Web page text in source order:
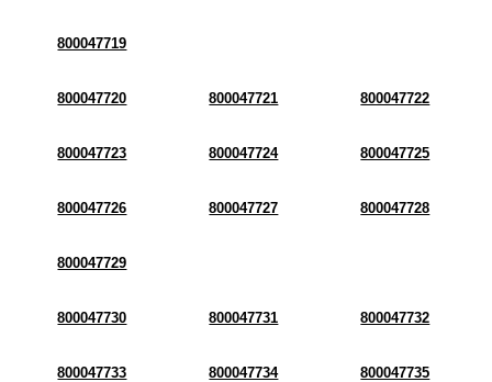
800047719
800047720 800047721 800047722
800047723 800047724 800047725
800047726 800047727 800047728
800047729
800047730 800047731 800047732
800047733 800047734 800047735